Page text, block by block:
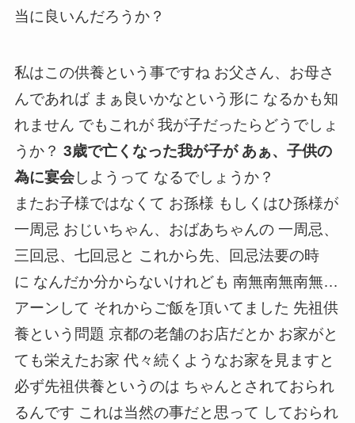
当に良いんだろうか？
私はこの供養という事ですね お父さん、お母さ
んであれば まぁ良いかなという形に なるかも知
れません でもこれが 我が子だったらどうでしょ
うか？ 3歳で亡くなった我が子が あぁ、子供の
為に宴会しようって なるでしょうか？
またお子様ではなくて お孫様 もしくはひ孫様が
一周忌 おじいちゃん、おばあちゃんの 一周忌、
三回忌、七回忌と これから先、回忌法要の時
に なんだか分からないけれども 南無南無南無…
アーンして それからご飯を頂いてました 先祖供
養という問題 京都の老舗のお店だとか お家がと
ても栄えたお家 代々続くようなお家を見ますと
必ず先祖供養というのは ちゃんとされておられ
るんです これは当然の事だと思って しておられ